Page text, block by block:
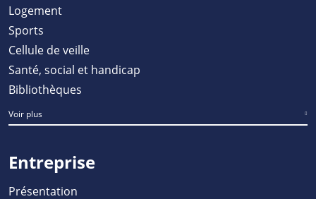
Logement
Sports
Cellule de veille
Santé, social et handicap
Bibliothèques
Voir plus
Entreprise
Présentation